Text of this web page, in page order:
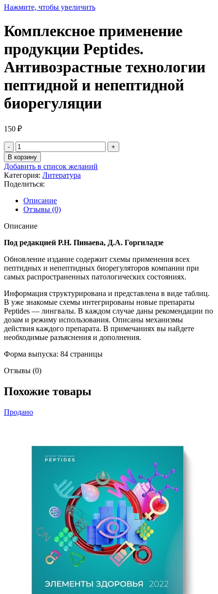
Нажмите, чтобы увеличить
Комплексное применение
продукции Peptides.
Антивозрастные технологии
пептидной и непептидной
биорегуляции
150 ₽
Количество
товара
Комплексное
применение
продукции
Peptides.
Антивозрастные
технологии
пептидной
и
биорегуляции
В корзину
Добавить в список желаний
Категория: Литература
Поделиться:
Описание
Отзывы (0)
Описание
Под редакцией Р.Н. Пинаева, Д.А. Горгиладзе
Обновление издание содержит схемы применения всех
пептидных и непептидных биорегуляторов компании при
самых распространенных патологических состояниях.
Информация структурирована и представлена в виде таблиц.
В уже знакомые схемы интегрированы новые препараты
Peptides — лингвалы. В каждом случае даны рекомендации по
дозам и режиму использования. Описаны механизмы
действия каждого препарата. В примечаниях вы найдете
необходимые разъяснения и дополнения.
Форма выпуска: 84 страницы
Отзывы (0)
Похожие товары
Продано